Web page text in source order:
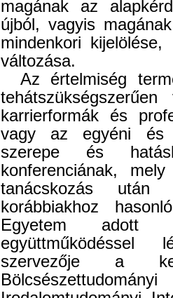
magának az
újból, vagyis
mindenkori kijelölése,
változása.
Az értelmiség
karrierformák és
vagy az egyéni és
szerepe és
konferenciának,
tanácskozás után
korábbiakhoz
Egyetem adott
szervezője a